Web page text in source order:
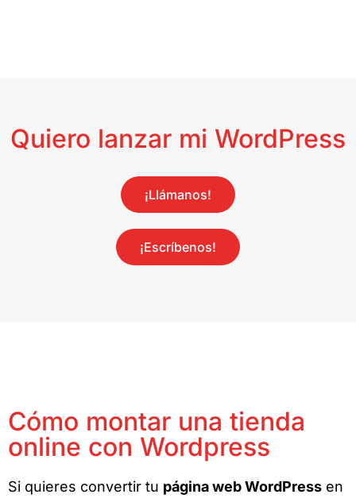
Quiero lanzar mi WordPress
¡Llámanos!
¡Escríbenos!
Cómo montar una tienda
online con Wordpress
Si quieres convertir tu página web WordPress en